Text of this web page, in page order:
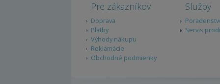
Pre zákazníkov
Doprava
Platby
Výhody nákupu
Reklamácie
Obchodné podmienky
Služby
Servis